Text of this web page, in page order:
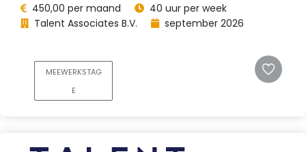
450,00 per maand
40 uur per week
Talent Associates B.V.
september 2026
MEEWERKSTAG
E